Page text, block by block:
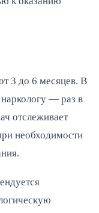
3 до 6 месяцев. В
— раз в
отслеживает
необходимости